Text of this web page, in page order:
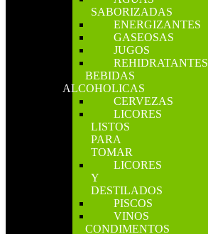
SABORIZADAS
ENERGIZANTES
GASEOSAS
JUGOS
REHIDRATANTES
BEBIDAS
ALCOHOLICAS
CERVEZAS
LICORES
LISTOS
PARA
TOMAR
LICORES
Y
DESTILADOS
PISCOS
VINOS
CONDIMENTOS